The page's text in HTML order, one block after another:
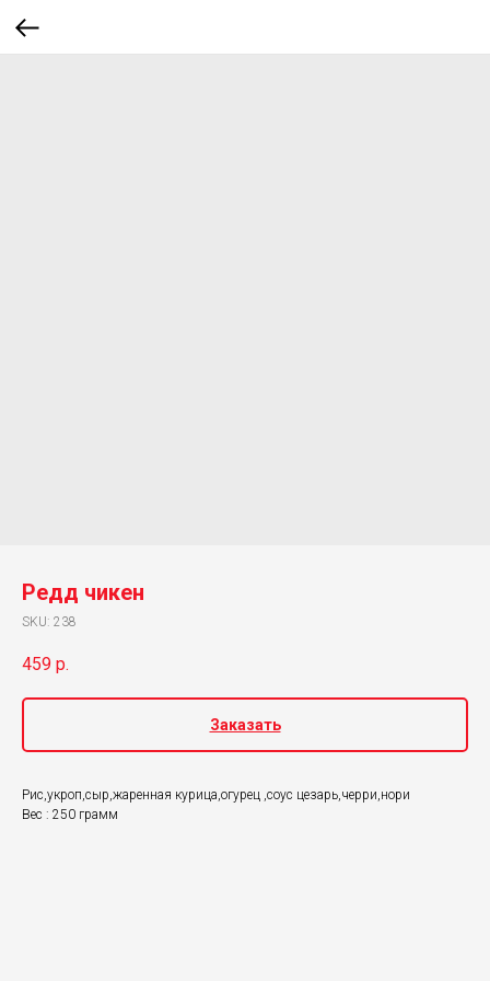
Редд чикен
SKU: 238
459 р.
Заказать
Рис,укроп,сыр,жаренная курица,огурец ,соус цезарь,черри,нори
Вес : 250 грамм